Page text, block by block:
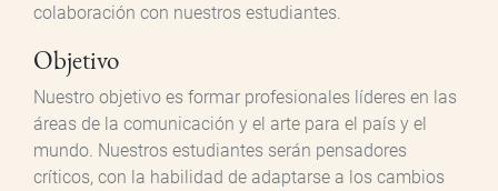
colaboración con nuestros estudiantes.
Objetivo
Nuestro objetivo es formar profesionales líderes en las
áreas de la comunicación y el arte para el país y el
mundo. Nuestros estudiantes serán pensadores
críticos, con la habilidad de adaptarse a los cambios